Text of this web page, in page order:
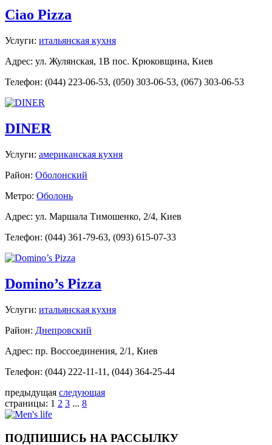
Ciao Pizza
Услуги: итальянская кухня
Адрес: ул. Жулянская, 1В пос. Крюковщина, Киев
Телефон: (044) 223-06-53, (050) 303-06-53, (067) 303-06-53
DINER
Услуги: американская кухня
Район: Оболонский
Метро: Оболонь
Адрес: ул. Маршала Тимошенко, 2/4, Киев
Телефон: (044) 361-79-63, (093) 615-07-33
Domino’s Pizza
Услуги: итальянская кухня
Район: Днепровский
Адрес: пр. Воссоединения, 2/1, Киев
Телефон: (044) 222-11-11, (044) 364-25-44
предыдущая следующая
страницы: 1 2 3 ... 8
ПОДПИШИСЬ НА РАССЫЛКУ